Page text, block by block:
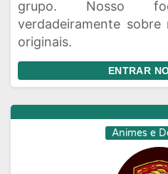
grupo. Nosso
verdadeiramente
originais.
ENTRAR
Animes e